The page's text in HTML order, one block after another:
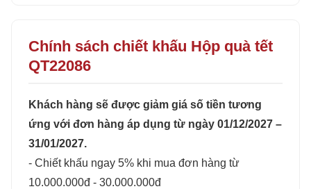
Chính sách chiết khấu Hộp quà tết
QT22086
Khách hàng sẽ được giảm giá số tiền tương
ứng với đơn hàng áp dụng từ ngày 01/12/2027 –
31/01/2027.
- Chiết khấu ngay 5% khi mua đơn hàng từ
10.000.000đ - 30.000.000đ